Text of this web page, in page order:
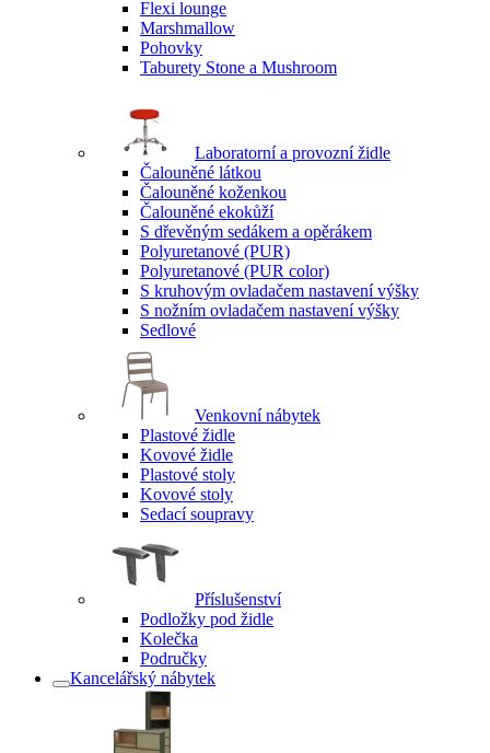
Flexi lounge
Marshmallow
Pohovky
Taburety Stone a Mushroom
Laboratorní a provozní židle
Čalouněné látkou
Čalouněné koženkou
Čalouněné ekokůží
S dřevěným sedákem a opěrákem
Polyuretanové (PUR)
Polyuretanové (PUR color)
S kruhovým ovladačem nastavení výšky
S nožním ovladačem nastavení výšky
Sedlové
Venkovní nábytek
Plastové židle
Kovové židle
Plastové stoly
Kovové stoly
Sedací soupravy
Příslušenství
Podložky pod židle
Kolečka
Područky
Kancelářský nábytek